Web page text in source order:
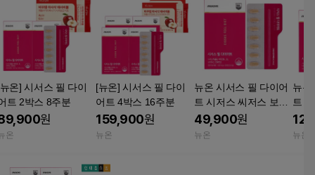
온] 시서스 필 다이
트 2박스 8주분
원
온
[뉴온] 시서스 필 다이
어트 4박스 16주분
159,900원
뉴온
뉴온 시서스 필 다이어
트 시저스 씨저스 보조
제 1박스 4주분(총28
정)
49,900원
뉴온
뉴온
트
제 3
정)
뉴온